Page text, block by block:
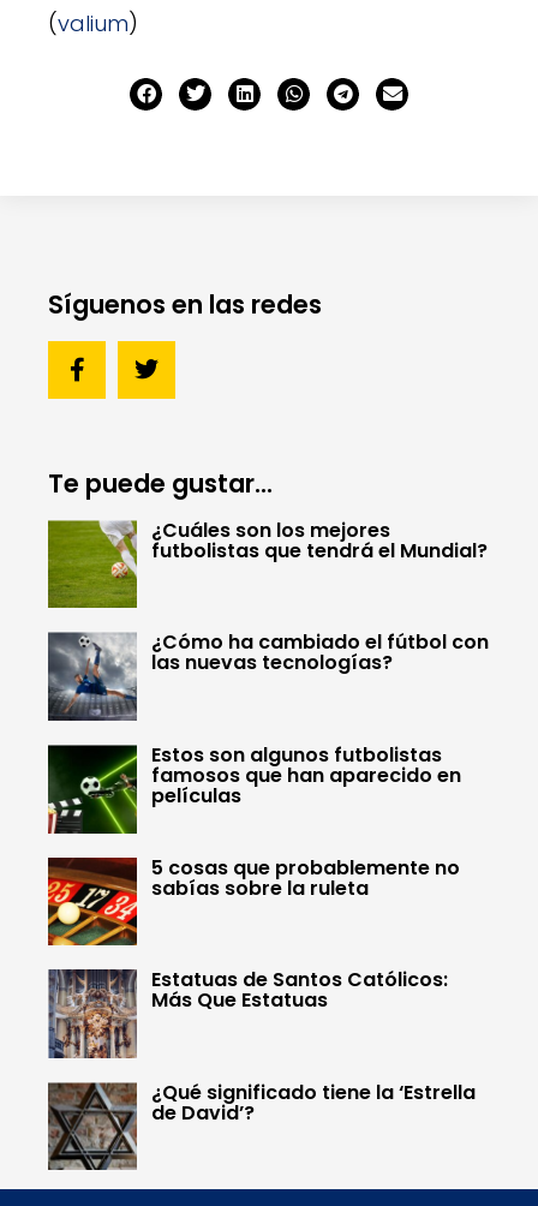
(valium)
Síguenos en las redes
Te puede gustar...
¿Cuáles son los mejores
futbolistas que tendrá el Mundial?
¿Cómo ha cambiado el fútbol con
las nuevas tecnologías?
Estos son algunos futbolistas
famosos que han aparecido en
películas
5 cosas que probablemente no
sabías sobre la ruleta
Estatuas de Santos Católicos:
Más Que Estatuas
¿Qué significado tiene la ‘Estrella
de David’?